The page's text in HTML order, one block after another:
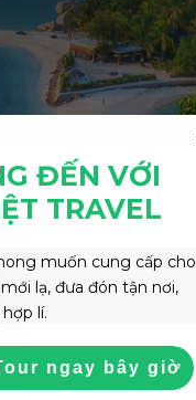
ĐẾN VỚI
TRAVEL
muốn cung cấp cho
lạ, đưa đón tận nơi,
lí.
ngay bây giờ